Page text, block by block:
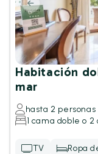
Habitación
mar
hasta 2 personas
1 cama doble o
TV Ropa